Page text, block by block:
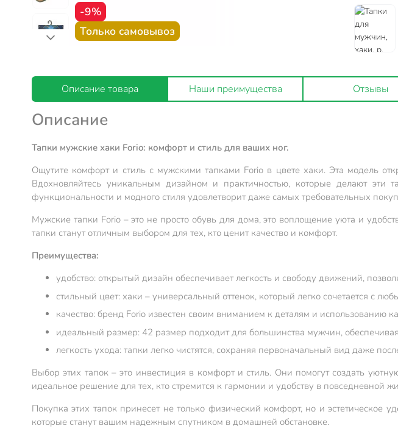
-9%
Только самовывоз
Описание товара Наши преимущества Отзывы
Описание
Тапки мужские хаки Forio: комфорт и стиль для ваших ног.
Ощутите комфорт и стиль с мужскими тапками Forio в цвете хаки. Эта модель
Вдохновляйтесь уникальным дизайном и практичностью, которые делают эти
функциональности и модного стиля удовлетворит даже самых требовательных
Мужские тапки Forio – это не просто обувь для дома, это воплощение уюта и
тапки станут отличным выбором для тех, кто ценит качество и комфорт.
Преимущества:
удобство: открытый дизайн обеспечивает легкость и свободу движений,
стильный цвет: хаки – универсальный оттенок, который легко сочетается с
качество: бренд Forio известен своим вниманием к деталям и использованию
идеальный размер: 42 размер подходит для большинства мужчин,
легкость ухода: тапки легко чистятся, сохраняя первоначальный вид даже
Выбор этих тапок – это инвестиция в комфорт и стиль. Они помогут создать
идеальное решение для тех, кто стремится к гармонии и удобству в повседневной
Покупка этих тапок принесет не только физический комфорт, но и эстетическое
которые станут вашим надежным спутником в домашней обстановке.